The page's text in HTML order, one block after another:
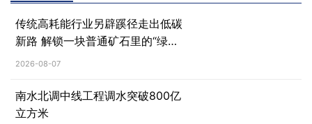
传统高耗能行业另辟蹊径走出低碳
新路 解锁一块普通矿石里的“绿色
密码”
2026-08-07
南水北调中线工程调水突破800亿
立方米